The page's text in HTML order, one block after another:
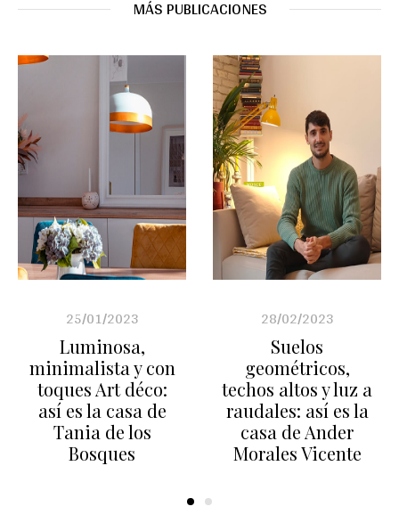
MÁS PUBLICACIONES
25/01/2023
Luminosa,
minimalista y con
toques Art déco:
así es la casa de
Tania de los
Bosques
28/02/2023
Suelos
geométricos,
techos altos y luz a
raudales: así es la
casa de Ander
Morales Vicente